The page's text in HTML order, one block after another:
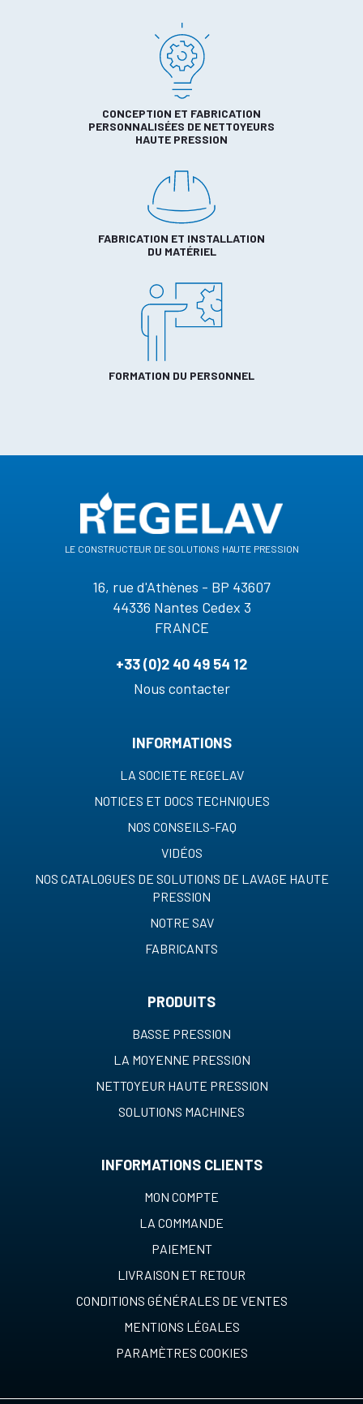
CONCEPTION ET FABRICATION
PERSONNALISÉES DE NETTOYEURS
HAUTE PRESSION
FABRICATION ET INSTALLATION
DU MATÉRIEL
FORMATION DU PERSONNEL
le constructeur de solutions haute pression
16, rue d'Athènes - BP 43607
44336 Nantes Cedex 3
FRANCE
+33 (0)2 40 49 54 12
Nous contacter
INFORMATIONS
LA SOCIETE REGELAV
NOTICES ET DOCS TECHNIQUES
NOS CONSEILS-FAQ
VIDÉOS
NOS CATALOGUES DE SOLUTIONS DE LAVAGE HAUTE
PRESSION
NOTRE SAV
FABRICANTS
PRODUITS
BASSE PRESSION
LA MOYENNE PRESSION
NETTOYEUR HAUTE PRESSION
SOLUTIONS MACHINES
INFORMATIONS CLIENTS
MON COMPTE
LA COMMANDE
PAIEMENT
LIVRAISON ET RETOUR
CONDITIONS GÉNÉRALES DE VENTES
MENTIONS LÉGALES
PARAMÈTRES COOKIES